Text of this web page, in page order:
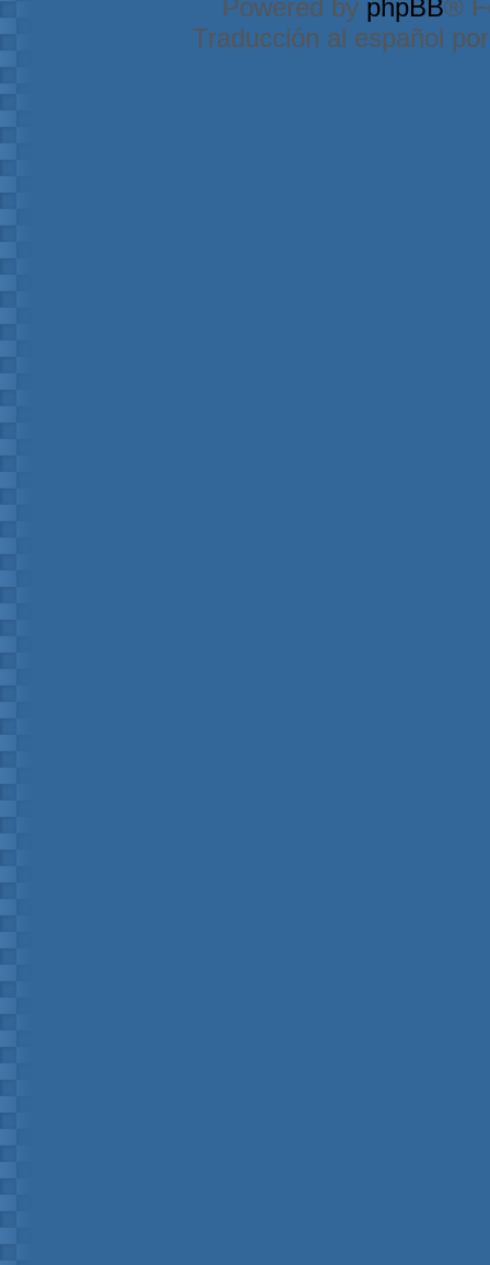
Powered by phpBB®
Traducción al español